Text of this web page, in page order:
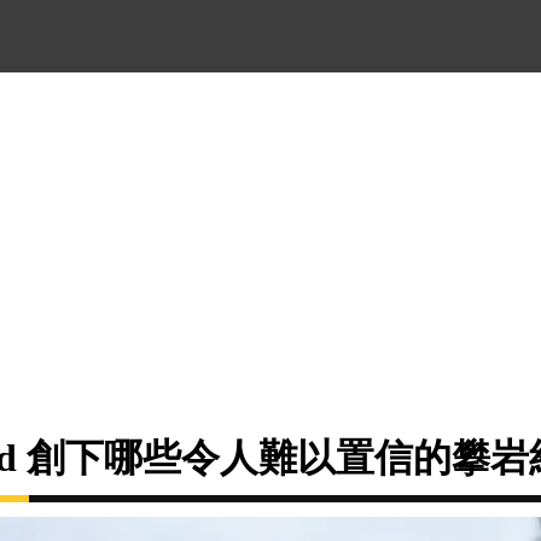
創下哪些令人難以置信的攀岩